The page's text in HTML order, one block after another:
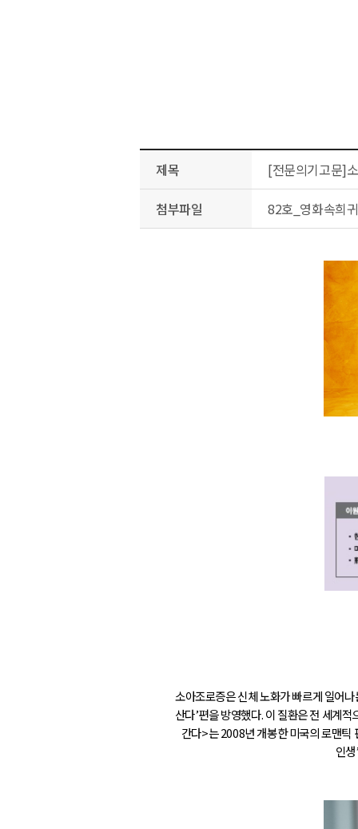
제목 [전문의기고문]
첨부파일 82호_영화속희
소아조로증은 신체 노화가 빠르게 일어
산다’편을 방영했다. 이 질환은 전 세계
간다>는 2008년 개봉한 미국의 로맨틱
인